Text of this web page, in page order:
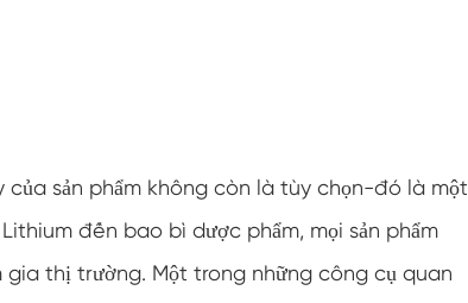
khí hậu không đổi
Thiết bị kiểm tra nước bắn và sốc nhiệt độ
K-12
sản phẩm không còn là tùy chọn-đó là một
đến bao bì dược phẩm, mọi sản phẩm
thị trường. Một trong những công cụ quan